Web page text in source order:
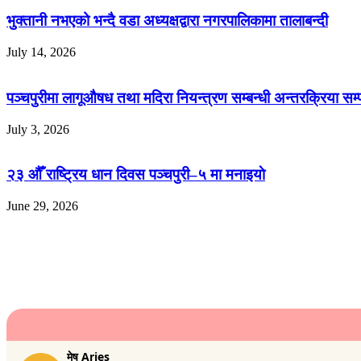
भुक्तानी नभएको भन्दै वडा अध्यक्षद्वारा नगरपालिकामा तालाबन्दी
July 14, 2026
पञ्चपुरीमा लागूऔषध तथा मदिरा नियन्त्रण सम्बन्धी अन्तरक्रिया
July 3, 2026
२३ औँ राष्ट्रिय धान दिवस पञ्चपुरी–५ मा मनाइयाे
June 29, 2026